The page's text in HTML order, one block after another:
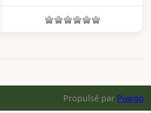
Propulsé par Piwigo